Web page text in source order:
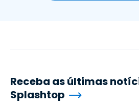
Receba as últimas
Splashtop